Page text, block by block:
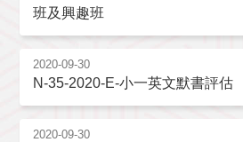
班及興趣班
2020-09-30
N-35-2020-E-小一英文默書評估
2020-09-30